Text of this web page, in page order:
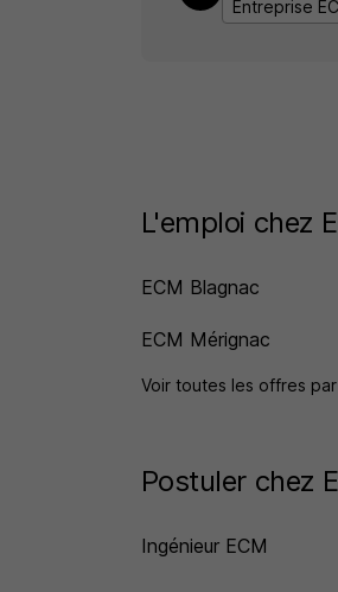
Entreprise
L'emploi chez
ECM Blagnac
ECM Mérignac
Voir toutes les offres
Postuler chez
Ingénieur ECM